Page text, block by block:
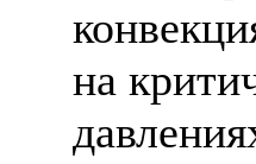
на